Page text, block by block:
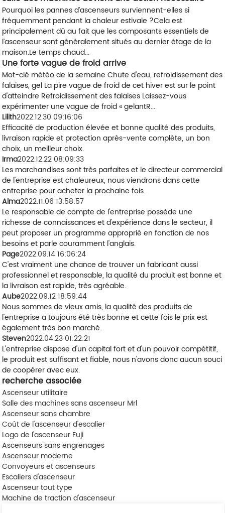
Pourquoi les pannes d’ascenseurs surviennent-elles si
fréquemment pendant la chaleur estivale ?Cela est
principalement dû au fait que les composants essentiels de
l’ascenseur sont généralement situés au dernier étage de la
maison.Le temps chaud...
Une forte vague de froid arrive
Mot-clé météo de la semaine Chute d'eau, refroidissement des
falaises, gel La pire vague de froid de cet hiver est sur le point
d'atteindre Refroidissement des falaises Laissez-vous
expérimenter une vague de froid « gelantR...
Lilith2022.12.30 09:16:06
Efficacité de production élevée et bonne qualité des produits,
livraison rapide et protection après-vente complète, un bon
choix, un meilleur choix.
Irma2022.12.22 08:09:33
Les marchandises sont très parfaites et le directeur commercial
de l'entreprise est chaleureux, nous viendrons dans cette
entreprise pour acheter la prochaine fois.
Alma2022.11.06 13:58:57
Le responsable de compte de l'entreprise possède une
richesse de connaissances et d'expérience dans le secteur, il
peut proposer un programme approprié en fonction de nos
besoins et parle couramment l'anglais.
Page2022.09.14 16:06:24
C'est vraiment une chance de trouver un fabricant aussi
professionnel et responsable, la qualité du produit est bonne et
la livraison est rapide, très agréable.
Aube2022.09.12 18:59:44
Nous sommes de vieux amis, la qualité des produits de
l'entreprise a toujours été très bonne et cette fois le prix est
également très bon marché.
Steven2022.04.23 01:22:21
L'entreprise dispose d'un capital fort et d'un pouvoir compétitif,
le produit est suffisant et fiable, nous n'avons donc aucun souci
de coopérer avec eux.
recherche associée
Ascenseur utilitaire
Salle des machines sans ascenseur Mrl
Ascenseur sans chambre
Coût de l'ascenseur d'escalier
Logo de l'ascenseur Fuji
Ascenseurs sans engrenages
Ascenseur moderne
Convoyeurs et ascenseurs
Escaliers d'ascenseur
Ascenseur tout type
Machine de traction d'ascenseur